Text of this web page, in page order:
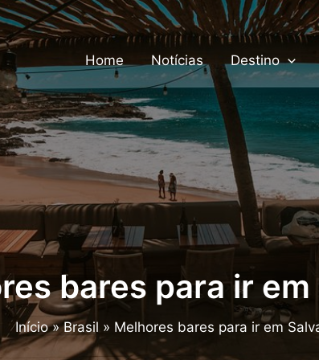
Home Notícias Destino
bares para ir em
Início Brasil Melhores bares para ir em